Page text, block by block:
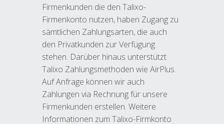
Firmenkunden die den Talixo-
Firmenkonto nutzen, haben Zugang zu
sämtlichen Zahlungsarten, die auch
den Privatkunden zur Verfügung
stehen. Darüber hinaus unterstützt
Talixo Zahlungsmethoden wie AirPlus.
Auf Anfrage können wir auch
Zahlungen via Rechnung für unsere
Firmenkunden erstellen. Weitere
Informationen zum Talixo-Firmkonto